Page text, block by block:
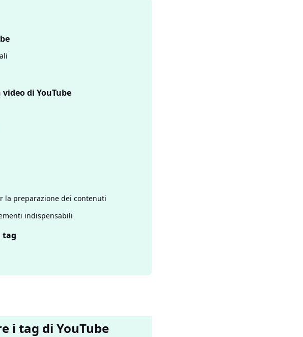
di YouTube
la preparazione dei contenuti
indispensabili
tag
i tag di YouTube